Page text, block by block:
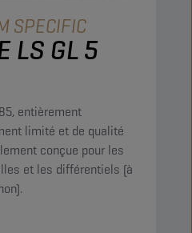
SPECIFIC
LS GL 5
entièrement
limité et de qualité
conçue pour les
et les différentiels (à